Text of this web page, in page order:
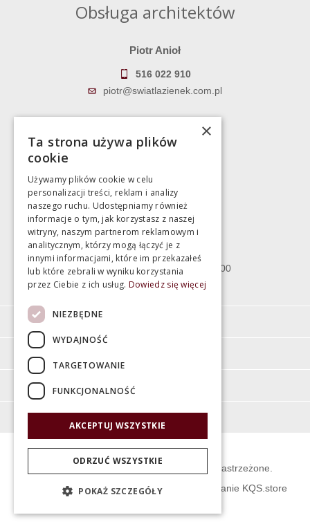
Obsługa architektów
Piotr Anioł
516 022 910
piotr@swiatlazienek.com.pl
783 043 083
Magazyn
Bartycka 24/26 Hala 100
00-716 Warszawa
poniedziałek - piątek 10:00 - 18:00
sobota 10:00 - 15:00
Moje konto
O firmie
© Świat Łazienek XXI w. Wszelkie prawa zastrzeżone.
Projekt graficzny KQSDesign: Oprogramowanie KQS.store
×
Ta strona używa plików
cookie
Używamy plików cookie w celu
personalizacji treści, reklam i analizy
naszego ruchu. Udostępniamy również
informacje o tym, jak korzystasz z naszej
witryny, naszym partnerom reklamowym i
analitycznym, którzy mogą łączyć je z
innymi informacjami, które im przekazałeś
lub które zebrali w wyniku korzystania
przez Ciebie z ich usług. Dowiedz się więcej
NIEZBĘDNE
WYDAJNOŚĆ
TARGETOWANIE
FUNKCJONALNOŚĆ
AKCEPTUJ WSZYSTKIE
ODRZUĆ WSZYSTKIE
POKAŻ SZCZEGÓŁY